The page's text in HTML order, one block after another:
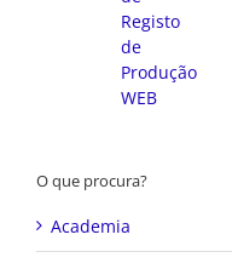
O que procura?
Academia